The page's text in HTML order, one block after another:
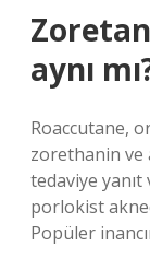
aynı
Roaccutane,
zorethanin ve
tedaviye
porlokist
Popüler